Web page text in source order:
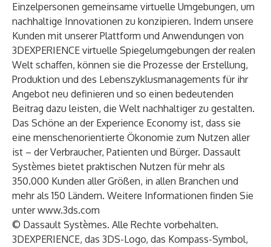
Einzelpersonen gemeinsame virtuelle Umgebungen, um
nachhaltige Innovationen zu konzipieren. Indem unsere
Kunden mit unserer Plattform und Anwendungen von
3DEXPERIENCE virtuelle Spiegelumgebungen der realen
Welt schaffen, können sie die Prozesse der Erstellung,
Produktion und des Lebenszyklusmanagements für ihr
Angebot neu definieren und so einen bedeutenden
Beitrag dazu leisten, die Welt nachhaltiger zu gestalten.
Das Schöne an der Experience Economy ist, dass sie
eine menschenorientierte Ökonomie zum Nutzen aller
ist – der Verbraucher, Patienten und Bürger. Dassault
Systèmes bietet praktischen Nutzen für mehr als
350.000 Kunden aller Größen, in allen Branchen und
mehr als 150 Ländern. Weitere Informationen finden Sie
unterwww.3ds.com
© Dassault Systèmes. Alle Rechte vorbehalten.
3DEXPERIENCE, das 3DS-Logo, das Kompass-Symbol,